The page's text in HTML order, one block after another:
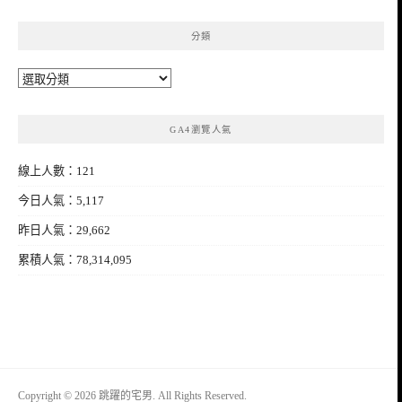
分類
分
GA4瀏覽人氣
線上人數：121
今日人氣：5,117
昨日人氣：29,662
累積人氣：78,314,095
Copyright © 2026 跳躍的宅男. All Rights Reserved.